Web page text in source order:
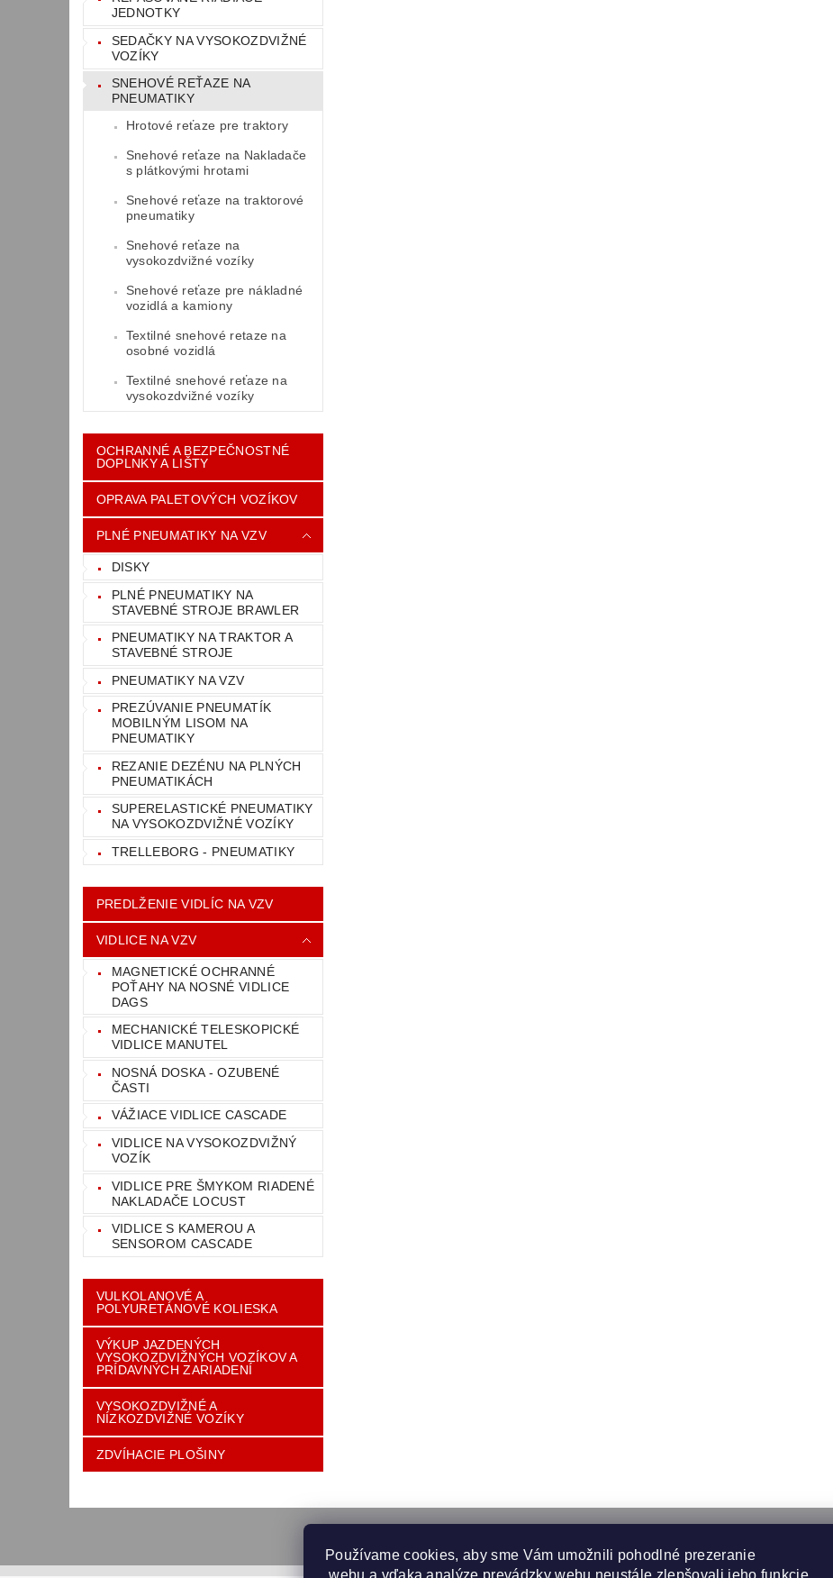
JEDNOTKY
SEDAČKY NA VYSOKOZDVIŽNÉ
VOZÍKY
SNEHOVÉ REŤAZE NA
PNEUMATIKY
Hrotové reťaze pre traktory
Snehové reťaze na Nakladače
s plátkovými hrotami
Snehové reťaze na traktorové
pneumatiky
Snehové reťaze na
vysokozdvižné vozíky
Snehové reťaze pre nákladné
vozidlá a kamiony
Textilné snehové retaze na
osobné vozidlá
Textilné snehové reťaze na
vysokozdvižné vozíky
OCHRANNÉ A BEZPEČNOSTNÉ
DOPLNKY A LIŠTY
OPRAVA PALETOVÝCH VOZÍKOV
PLNÉ PNEUMATIKY NA VZV
DISKY
PLNÉ PNEUMATIKY NA
STAVEBNÉ STROJE BRAWLER
PNEUMATIKY NA TRAKTOR A
STAVEBNÉ STROJE
PNEUMATIKY NA VZV
PREZÚVANIE PNEUMATÍK
MOBILNÝM LISOM NA
PNEUMATIKY
REZANIE DEZÉNU NA PLNÝCH
PNEUMATIKÁCH
SUPERELASTICKÉ PNEUMATIKY
NA VYSOKOZDVIŽNÉ VOZÍKY
TRELLEBORG - PNEUMATIKY
PREDLŽENIE VIDLÍC NA VZV
VIDLICE NA VZV
MAGNETICKÉ OCHRANNÉ
POŤAHY NA NOSNÉ VIDLICE
DAGS
MECHANICKÉ TELESKOPICKÉ
VIDLICE MANUTEL
NOSNÁ DOSKA - OZUBENÉ
ČASTI
VÁŽIACE VIDLICE CASCADE
VIDLICE NA VYSOKOZDVIŽNÝ
VOZÍK
VIDLICE PRE ŠMYKOM RIADENÉ
NAKLADAČE LOCUST
VIDLICE S KAMEROU A
SENSOROM CASCADE
VULKOLANOVÉ A
POLYURETÁNOVÉ KOLIESKA
VÝKUP JAZDENÝCH
VYSOKOZDVIŽNÝCH VOZÍKOV A
PRÍDAVNÝCH ZARIADENÍ
VYSOKOZDVIŽNÉ A
NÍZKOZDVIŽNÉ VOZÍKY
ZDVÍHACIE PLOŠINY
Používame cookies, aby sme Vám umožnili pohodlné prezeranie
webu a vďaka analýze prevádzky webu neustále zlepšovali jeho funkcie,